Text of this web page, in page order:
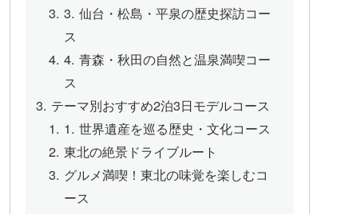
3. 仙台・松島・平泉の歴史探訪コー
ス
4. 青森・秋田の自然と温泉満喫コー
ス
テーマ別おすすめ2泊3日モデルコース
1. 世界遺産を巡る歴史・文化コース
東北の絶景ドライブルート
グルメ満喫！東北の味覚を楽しむコ
ース